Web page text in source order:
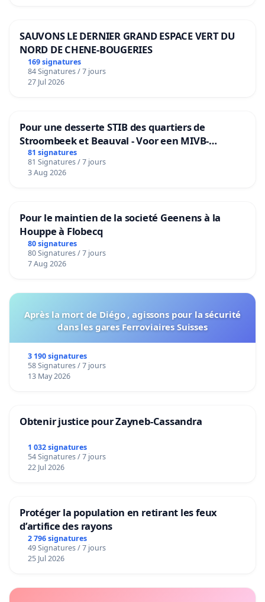
SAUVONS LE DERNIER GRAND ESPACE VERT DU
NORD DE CHENE-BOUGERIES
169 signatures
84 Signatures / 7 jours
27 Jul 2026
Pour une desserte STIB des quartiers de
Stroombeek et Beauval - Voor een MIVB-
bediening van de wijken Strombeek en Het
Voor
81 signatures
81 Signatures / 7 jours
3 Aug 2026
Pour le maintien de la societé Geenens à la
Houppe à Flobecq
80 signatures
80 Signatures / 7 jours
7 Aug 2026
Après la mort de Diégo , agissons pour la sécurité
dans les gares Ferroviaires Suisses
3 190 signatures
58 Signatures / 7 jours
13 May 2026
Obtenir justice pour Zayneb-Cassandra
1 032 signatures
54 Signatures / 7 jours
22 Jul 2026
Protéger la population en retirant les feux
d’artifice des rayons
2 796 signatures
49 Signatures / 7 jours
25 Jul 2026